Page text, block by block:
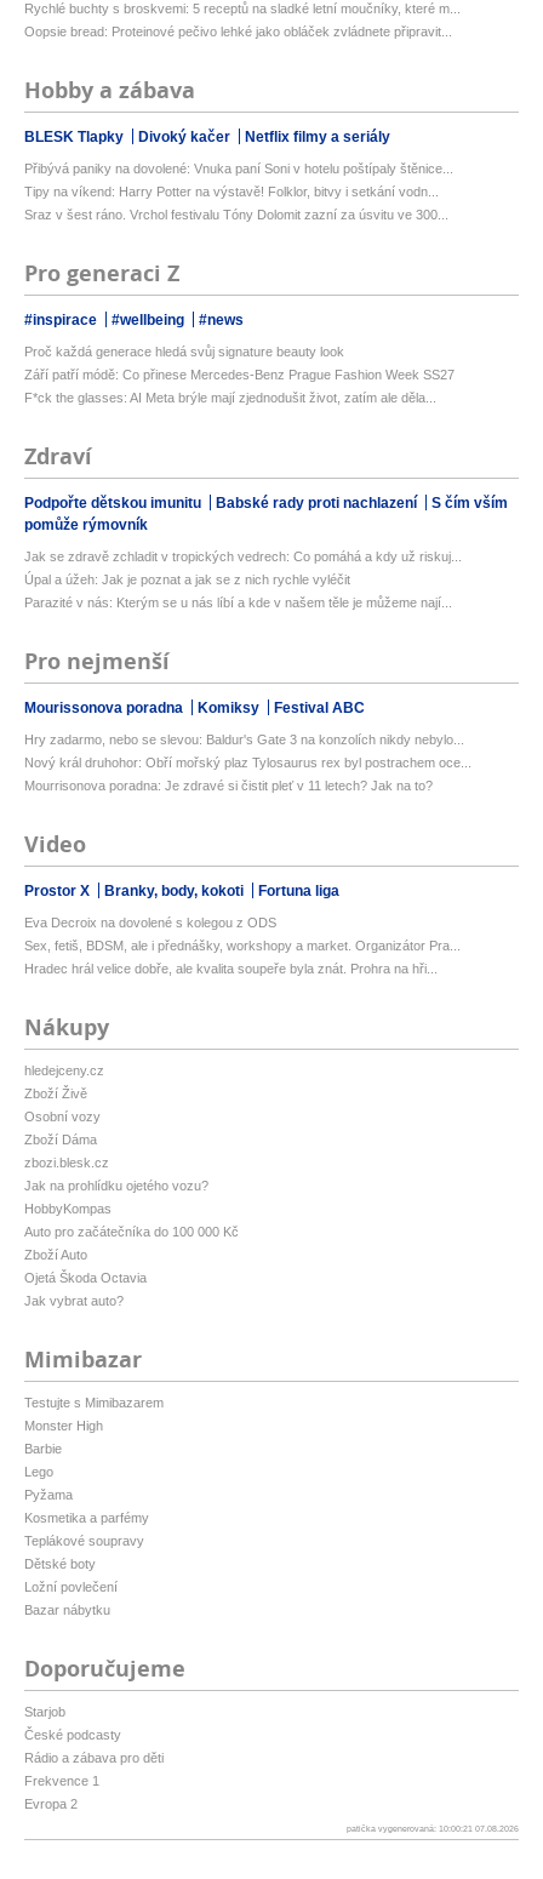
Rychlé buchty s broskvemi: 5 receptů na sladké letní moučníky, které m...
Oopsie bread: Proteinové pečivo lehké jako obláček zvládnete připravit...
Hobby a zábava
BLESK Tlapky Divoký kačer Netflix filmy a seriály
Přibývá paniky na dovolené: Vnuka paní Soni v hotelu poštípaly štěnice...
Tipy na víkend: Harry Potter na výstavě! Folklor, bitvy i setkání vodn...
Sraz v šest ráno. Vrchol festivalu Tóny Dolomit zazní za úsvitu ve 300...
Pro generaci Z
#inspirace #wellbeing #news
Proč každá generace hledá svůj signature beauty look
Září patří módě: Co přinese Mercedes-Benz Prague Fashion Week SS27
F*ck the glasses: AI Meta brýle mají zjednodušit život, zatím ale děla...
Zdraví
Podpořte dětskou imunitu Babské rady proti nachlazení
S čím vším
pomůže rýmovník
Jak se zdravě zchladit v tropických vedrech: Co pomáhá a kdy už riskuj...
Úpal a úžeh: Jak je poznat a jak se z nich rychle vyléčit
Parazité v nás: Kterým se u nás líbí a kde v našem těle je můžeme nají...
Pro nejmenší
Mourissonova poradna Komiksy Festival ABC
Hry zadarmo, nebo se slevou: Baldur's Gate 3 na konzolích nikdy nebylo...
Nový král druhohor: Obří mořský plaz Tylosaurus rex byl postrachem oce...
Mourrisonova poradna: Je zdravé si čistit pleť v 11 letech? Jak na to?
Video
Prostor X Branky, body, kokoti Fortuna liga
Eva Decroix na dovolené s kolegou z ODS
Sex, fetiš, BDSM, ale i přednášky, workshopy a market. Organizátor Pra...
Hradec hrál velice dobře, ale kvalita soupeře byla znát. Prohra na hři...
Nákupy
hledejceny.cz
Zboží Živě
Osobní vozy
Zboží Dáma
zbozi.blesk.cz
Jak na prohlídku ojetého vozu?
HobbyKompas
Auto pro začátečníka do 100 000 Kč
Zboží Auto
Ojetá Škoda Octavia
Jak vybrat auto?
Mimibazar
Testujte s Mimibazarem
Monster High
Barbie
Lego
Pyžama
Kosmetika a parfémy
Teplákové soupravy
Dětské boty
Ložní povlečení
Bazar nábytku
Doporučujeme
Starjob
České podcasty
Rádio a zábava pro děti
Frekvence 1
Evropa 2
patička vygenerovaná: 10:00:21 07.08.2026